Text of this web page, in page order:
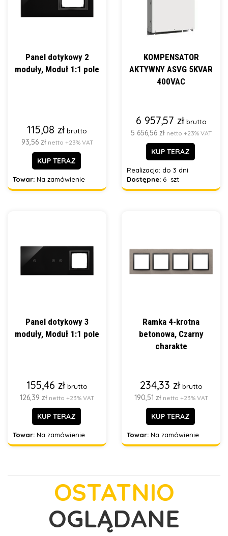
Panel dotykowy 2
moduły, Moduł 1:1 pole
115,08 zł brutto
93,56 zł netto +23% VAT
KUP TERAZ
Towar: Na zamówienie
KOMPENSATOR
AKTYWNY ASVG 5KVAR
400VAC
6 957,57 zł brutto
5 656,56 zł netto +23% VAT
KUP TERAZ
Realizacja: do 3 dni
Dostępne: 6 szt
Panel dotykowy 3
moduły, Moduł 1:1 pole
155,46 zł brutto
126,39 zł netto +23% VAT
KUP TERAZ
Towar: Na zamówienie
Ramka 4-krotna
betonowa, Czarny
charakte
234,33 zł brutto
190,51 zł netto +23% VAT
KUP TERAZ
Towar: Na zamówienie
OSTATNIO
OGLĄDANE